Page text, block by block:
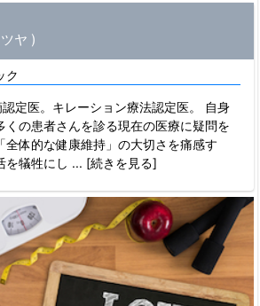
ヤ )
ク
定医。キレーション療法認定医。 自身
くの患者さんを診る現在の医療に疑問を
全体的な健康維持」の大切さを痛感す
を犠牲にし ... [続きを見る]